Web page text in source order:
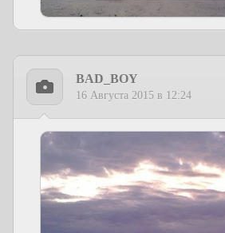
BAD_BOY
16 Августа 2015 в 12:24